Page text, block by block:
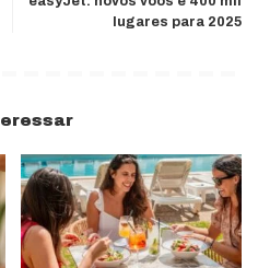
lugares para 2025